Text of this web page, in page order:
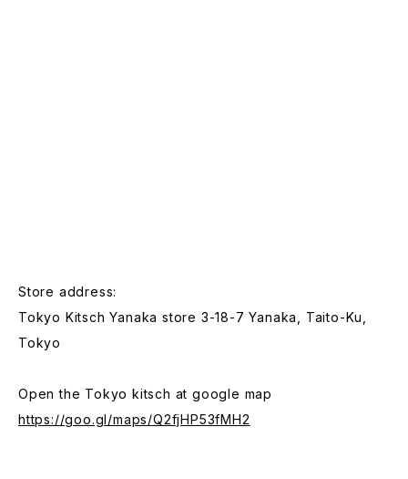
Store address:
Tokyo Kitsch Yanaka store 3-18-7 Yanaka, Taito-Ku,
Tokyo
Open the Tokyo kitsch at google map
https://goo.gl/maps/Q2fjHP53fMH2